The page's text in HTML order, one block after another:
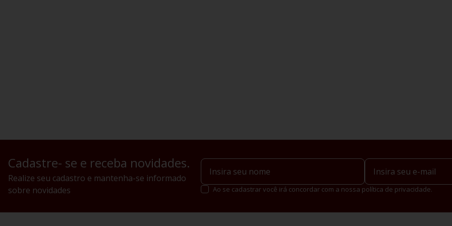
Cadastre- se e receba novidades.
Realize seu cadastro e mantenha-se informado
sobre novidades
Ao se cadastrar você irá concordar com a nossa política de privacidade.